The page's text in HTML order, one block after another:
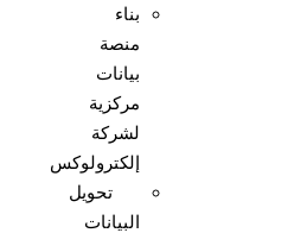
بناء
منصة
بيانات
مركزية
لشركة
إلكترولوكس
تحويل
البيانات